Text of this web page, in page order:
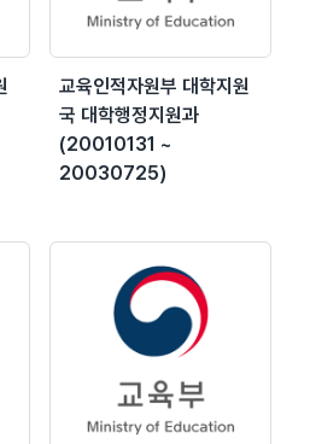
교육인적자원부 대학지원
국 대학행정지원과
(20010131 ~
20030725)